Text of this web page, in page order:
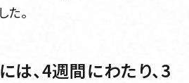
た。
は、4週間にわたり、3